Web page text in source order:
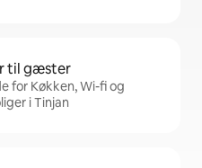
til gæster
for Køkken, Wi-fi og
i Tinjan